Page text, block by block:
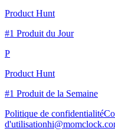
Product Hunt
#1 Produit du Jour
P
Product Hunt
#1 Produit de la Semaine
Politique de confidentialité
d'utilisation